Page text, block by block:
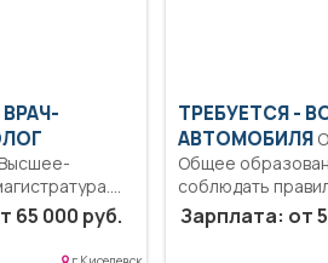
Выполнение
65 000 руб.
ТРЕБУЕТСЯ -
АВТОМОБИЛЯОбразование:
Общее
соблюдать
дорожного
Выполнять...
Зарплата: от